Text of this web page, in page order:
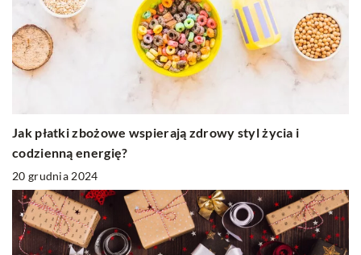
Jak płatki zbożowe wspierają zdrowy styl życia i
codzienną energię?
20 grudnia 2024